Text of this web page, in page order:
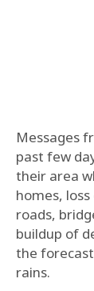
Messages
past few
their area
homes,
roads,
buildup of
the
rains.